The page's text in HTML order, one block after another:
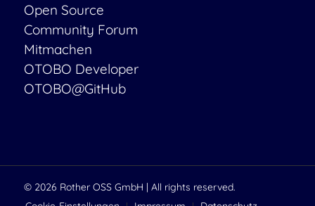
Open Source
Community Forum
Mitmachen
OTOBO Developer
OTOBO@GitHub
© 2026 Rother OSS GmbH | All rights reserved.